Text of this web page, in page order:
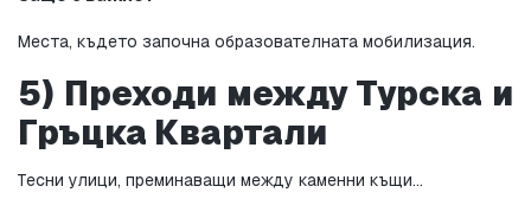
Места, където започна образователната мобилизация.
5) Преходи между Турска и
Гръцка Квартали
Тесни улици, преминаващи между каменни къщи…